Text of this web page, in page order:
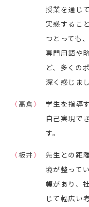
授業を通じ
実感するこ
つとっても
専門用語や
ど、多くの
深く感じまし
〈 髙倉〉
学生を指導
自己実現で
す。
〈板井〉
先生との距
境が整って
幅があり、
じて幅広い